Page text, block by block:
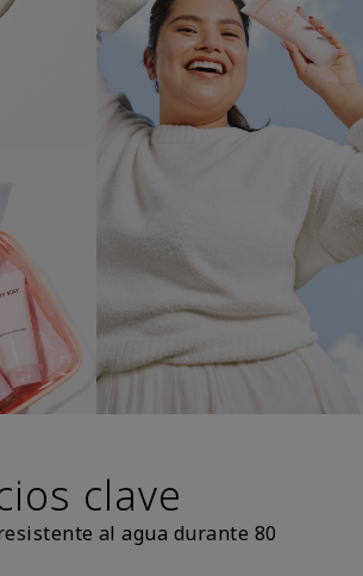
clave
al agua durante 80